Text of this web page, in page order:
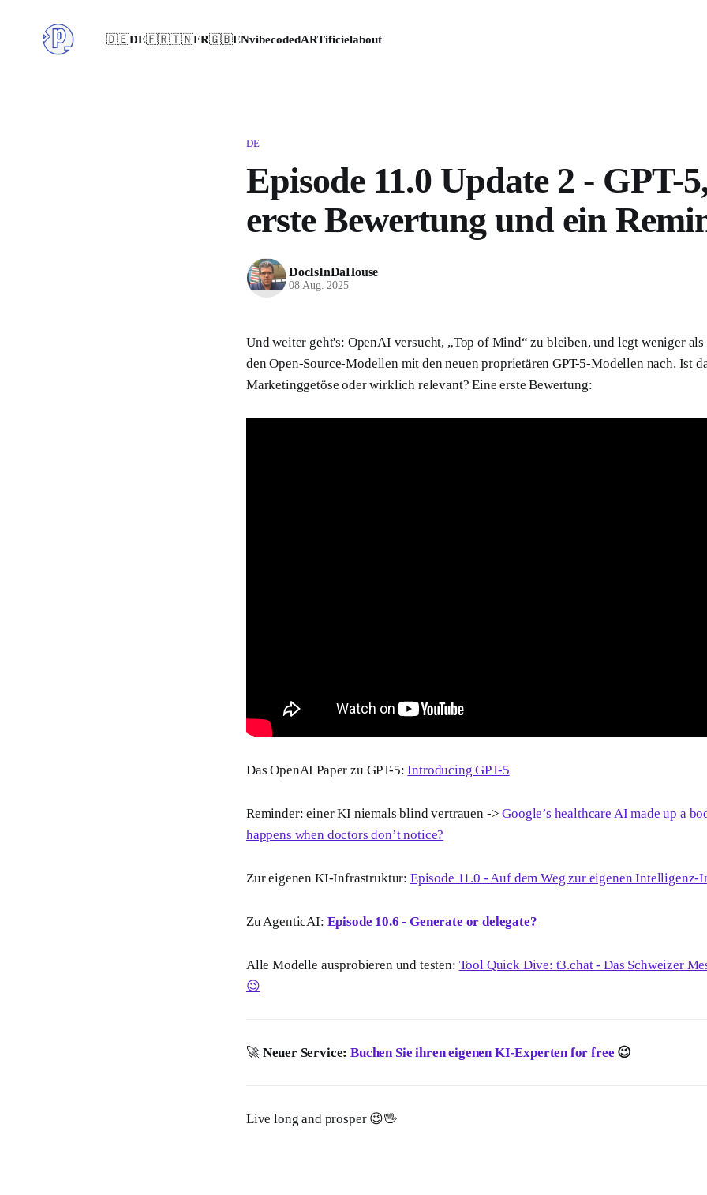
🇩🇪DE🇫🇷🇹🇳FR🇬🇧ENvibecodedARTificielabout
DE
Episode 11.0 Update 2 - GPT-
erste Bewertung und ein
DocIsInDaHouse
08 Aug. 2025
Und weiter geht's: OpenAI versucht, „Top of Mind“ zu bleiben, und legt weniger als
den Open-Source-Modellen mit den neuen proprietären GPT-5-Modellen nach. Ist
Marketinggetöse oder wirklich relevant? Eine erste Bewertung:
Das OpenAI Paper zu GPT-5:Introducing GPT-5
Reminder: einer KI niemals blind vertrauen ->Google’s healthcare AI made up a
happens when doctors don’t notice?
Zur eigenen KI-Infrastruktur: Episode 11.0 - Auf dem Weg zur eigenen Intelligenz-
Zu AgenticAI: Episode 10.6 - Generate or delegate?
Alle Modelle ausprobieren und testen: Tool Quick Dive: t3.chat - Das Schweizer
😉
🚀 Neuer Service:Buchen Sie ihren eigenen KI-Experten for free 😉
Live long and prosper 😉🖖